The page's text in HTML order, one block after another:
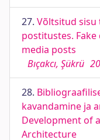
27. Võltsitud sisu
postitustes.
media posts
Bıçakcı, Şükrü
28.
kavandamine ja
Development of
Architecture